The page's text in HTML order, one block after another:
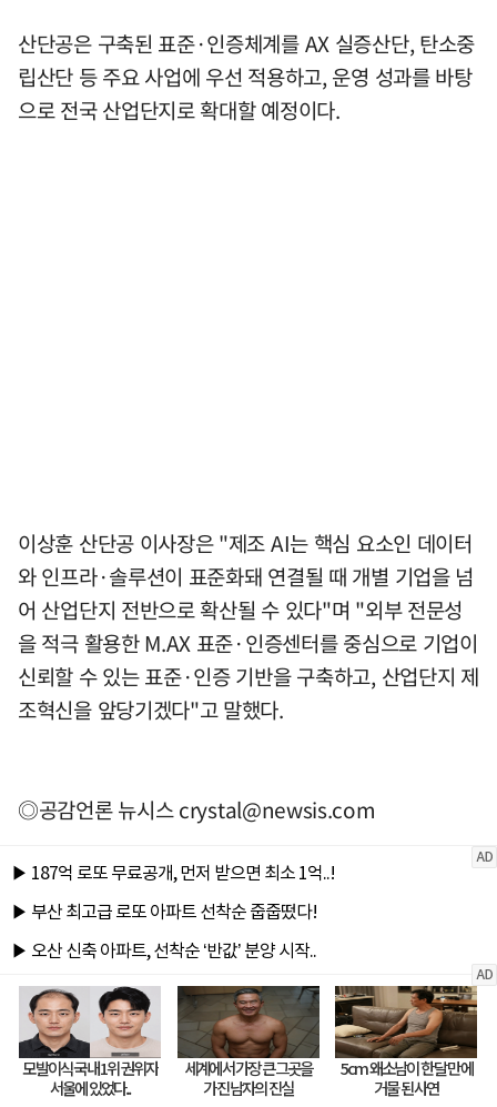
산단공은 구축된 표준·인증체계를 AX 실증산단, 탄소중
립산단 등 주요 사업에 우선 적용하고, 운영 성과를 바탕
으로 전국 산업단지로 확대할 예정이다.
이상훈 산단공 이사장은 "제조 AI는 핵심 요소인 데이터
와 인프라·솔루션이 표준화돼 연결될 때 개별 기업을 넘
어 산업단지 전반으로 확산될 수 있다"며 "외부 전문성
을 적극 활용한 M.AX 표준·인증센터를 중심으로 기업이
신뢰할 수 있는 표준·인증 기반을 구축하고, 산업단지 제
조혁신을 앞당기겠다"고 말했다.
◎공감언론 뉴시스crystal@newsis.com